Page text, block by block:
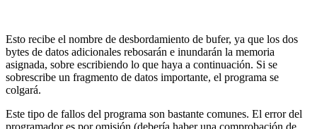
Esto recibe el nombre de desbordamiento de bufer, ya que los dos
bytes de datos adicionales rebosarán e inundarán la memoria
asignada, sobre escribiendo lo que haya a continuación. Si se
sobrescribe un fragmento de datos importante, el programa se
colgará.
Este tipo de fallos del programa son bastante comunes. El error del
programador es por omisión (debería haber una comprobación de